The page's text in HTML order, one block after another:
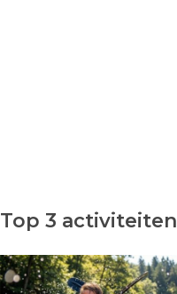
Top 3 activiteiten